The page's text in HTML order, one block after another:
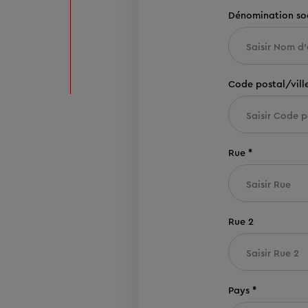
Dénomination
Code postal/
Rue *
Rue 2
Pays *